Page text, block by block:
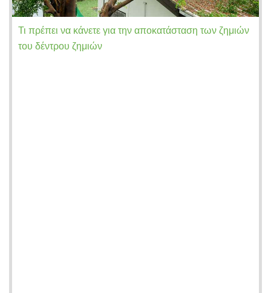
Τι πρέπει να κάνετε για την αποκατάσταση των ζημιών
του δέντρου ζημιών